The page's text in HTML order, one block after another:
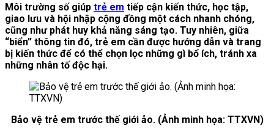
Môi trường số giúp trẻ em tiếp cận kiến thức, học tập,
giao lưu và hội nhập cộng đồng một cách nhanh chóng,
cũng như phát huy khả năng sáng tạo. Tuy nhiên, giữa
“biển” thông tin đó, trẻ em cần được hướng dẫn và trang
bị kiến thức để có thể chọn lọc những gì bổ ích, tránh xa
những nhân tố độc hại.
Bảo vệ trẻ em trước thế giới ảo. (Ảnh minh họa: TTXVN)